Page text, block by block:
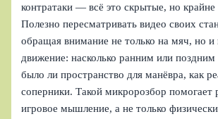
контратаки — всё это скрытые, но
Полезно пересматривать видео своих
обращая внимание не только на мяч, но и
движение: насколько ранним или
было ли пространство для манёвра, как
соперники. Такой микророзбор помогает
игровое мышление, а не только